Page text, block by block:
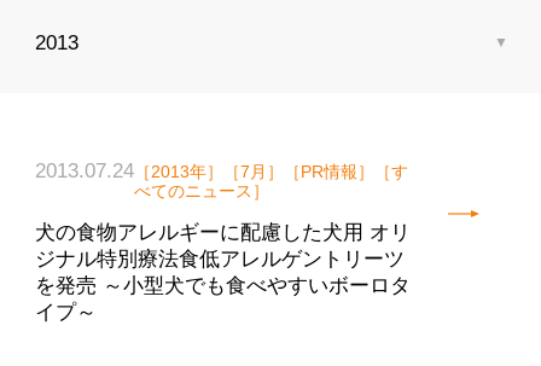
2013.07.24［2013年］［7月］［PR情報］［す
べてのニュース］
犬の食物アレルギーに配慮した犬用 オリ
ジナル特別療法食低アレルゲントリーツ
を発売 ～小型犬でも食べやすいボーロタ
イプ～